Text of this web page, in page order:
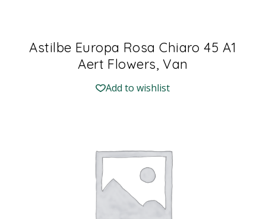
Astilbe Europa Rosa Chiaro 45 A1
Aert Flowers, Van
Add to wishlist